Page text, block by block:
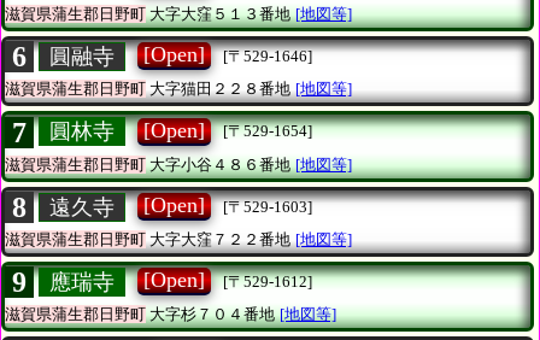
滋賀県蒲生郡日野町大字大窪５１３番地 [地図等]
6 圓融寺 [Open]
[〒529-1646]
滋賀県蒲生郡日野町大字猫田２２８番地 [地図等]
7 圓林寺 [Open]
[〒529-1654]
滋賀県蒲生郡日野町大字小谷４８６番地 [地図等]
8 遠久寺 [Open]
[〒529-1603]
滋賀県蒲生郡日野町大字大窪７２２番地 [地図等]
9 應瑞寺 [Open]
[〒529-1612]
滋賀県蒲生郡日野町大字杉７０４番地 [地図等]